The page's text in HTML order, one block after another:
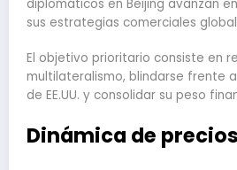
diplomáticos en Beijing avanzan
sus estrategias comerciales
El objetivo prioritario consiste en
multilateralismo, blindarse frente
de EE.UU. y consolidar su peso
Dinámica de precios